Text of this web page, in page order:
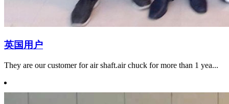
英国用户
They are our customer for air shaft.air chuck for more than 1 yea...